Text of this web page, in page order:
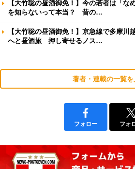
【大竹聡の昼酒御免！】今の若者は「な
を知らないって本当？ 昔の…
【大竹聡の昼酒御免！】京急線で多摩川
へと昼酒旅 押し寄せるノス…
著者・連載の一覧を
フォロー フォ